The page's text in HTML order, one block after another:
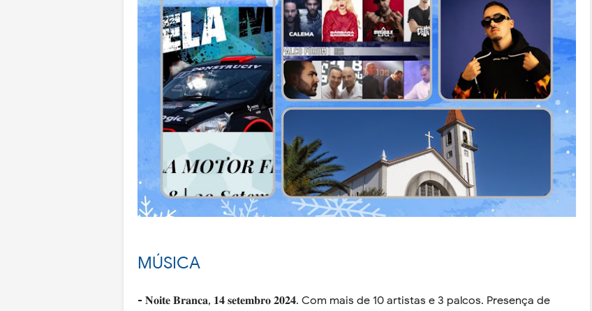
MÚSICA
- 𝐍𝐨𝐢𝐭𝐞 𝐁𝐫𝐚𝐧𝐜𝐚, 𝟏𝟒 𝐬𝐞𝐭𝐞𝐦𝐛𝐫𝐨 𝟐𝟎𝟐𝟒. Com mais de 10 artistas e 3 palcos. Presença de